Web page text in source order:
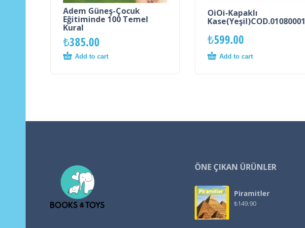
Adem Güneş-Çocuk
Eğitiminde 100 Temel
Kural
₺385.00
Add to cart
OiOi-Kapaklı
Kase(Yeşil)COD.01080001
₺599.00
Add to cart
ÖNE ÇIKAN ÜRÜNLER
Piramitler
₺149.90